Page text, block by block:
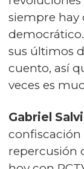
siempre hay
sus últimos
cuento, así
veces es
Gabriel
confiscación
repercusión